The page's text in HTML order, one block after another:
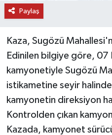
Paylaş
Kaza, Sugözü
Edinilen bilgiye göre, 07
kamyonetiyle Sugözü
istikametine seyir
kamyonetin direksiyon
Kontrolden çıkan
Kazada, kamyonet
TURİZM
VİDEO HABERLER
YAZARLAR
RESMİ İLAN
MAGAZİN